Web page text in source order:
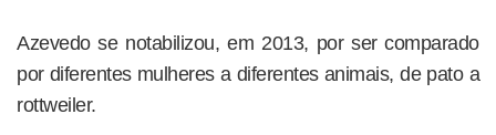
Azevedo se notabilizou, em 2013, por ser comparado
por diferentes mulheres a diferentes animais, de pato a
rottweiler.